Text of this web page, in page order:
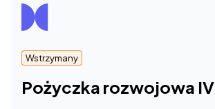
Wstrzymany
Pożyczka rozwojowa IV